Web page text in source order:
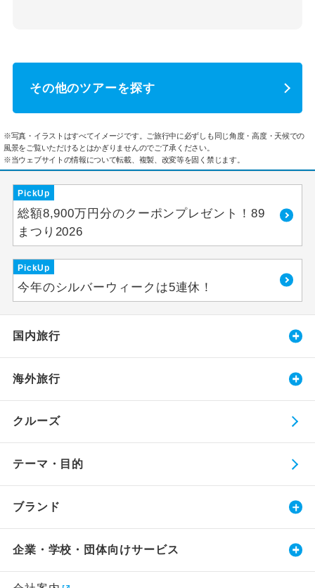
その他のツアーを探す
※写真・イラストはすべてイメージです。ご旅行中に必ずしも同じ角度・高度・天候での
風景をご覧いただけるとはかぎりませんのでご了承ください。
※当ウェブサイトの情報について転載、複製、改変等を固く禁じます。
PickUp
総額8,900万円分のクーポンプレゼント！89
まつり2026
PickUp
今年のシルバーウィークは5連休！
国内旅行
海外旅行
クルーズ
テーマ・目的
ブランド
企業・学校・団体向けサービス